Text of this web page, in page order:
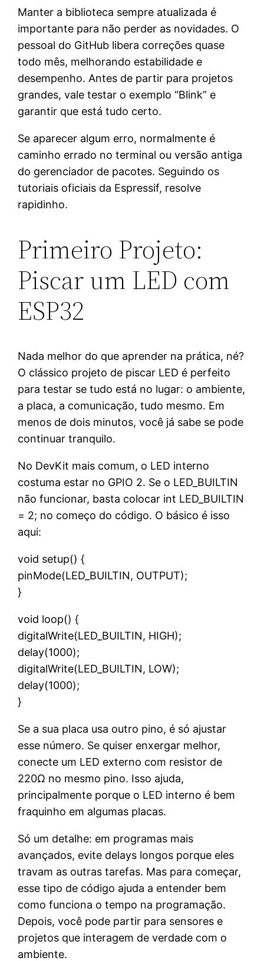
Manter a biblioteca sempre atualizada é
importante para não perder as novidades. O
pessoal do GitHub libera correções quase
todo mês, melhorando estabilidade e
desempenho. Antes de partir para projetos
grandes, vale testar o exemplo “Blink” e
garantir que está tudo certo.
Se aparecer algum erro, normalmente é
caminho errado no terminal ou versão antiga
do gerenciador de pacotes. Seguindo os
tutoriais oficiais da Espressif, resolve
rapidinho.
Primeiro Projeto:
Piscar um LED com
ESP32
Nada melhor do que aprender na prática, né?
O clássico projeto de piscar LED é perfeito
para testar se tudo está no lugar: o ambiente,
a placa, a comunicação, tudo mesmo. Em
menos de dois minutos, você já sabe se pode
continuar tranquilo.
No DevKit mais comum, o LED interno
costuma estar no GPIO 2. Se o LED_BUILTIN
não funcionar, basta colocar int LED_BUILTIN
= 2; no começo do código. O básico é isso
aqui:
void setup() {
pinMode(LED_BUILTIN, OUTPUT);
}
void loop() {
digitalWrite(LED_BUILTIN, HIGH);
delay(1000);
digitalWrite(LED_BUILTIN, LOW);
delay(1000);
}
Se a sua placa usa outro pino, é só ajustar
esse número. Se quiser enxergar melhor,
conecte um LED externo com resistor de
220Ω no mesmo pino. Isso ajuda,
principalmente porque o LED interno é bem
fraquinho em algumas placas.
Só um detalhe: em programas mais
avançados, evite delays longos porque eles
travam as outras tarefas. Mas para começar,
esse tipo de código ajuda a entender bem
como funciona o tempo na programação.
Depois, você pode partir para sensores e
projetos que interagem de verdade com o
ambiente.